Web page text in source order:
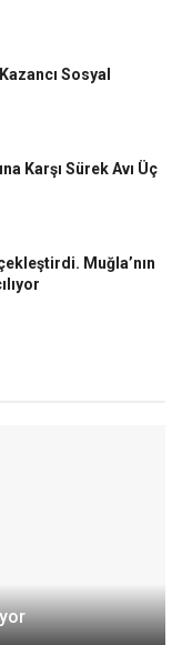
Sosyal
Karşı Sürek Avı Üç
Muğla’nın